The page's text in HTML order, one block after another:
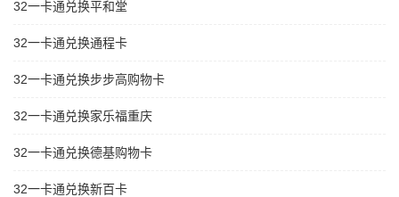
32一卡通兑换平和堂
32一卡通兑换通程卡
32一卡通兑换步步高购物卡
32一卡通兑换家乐福重庆
32一卡通兑换德基购物卡
32一卡通兑换新百卡